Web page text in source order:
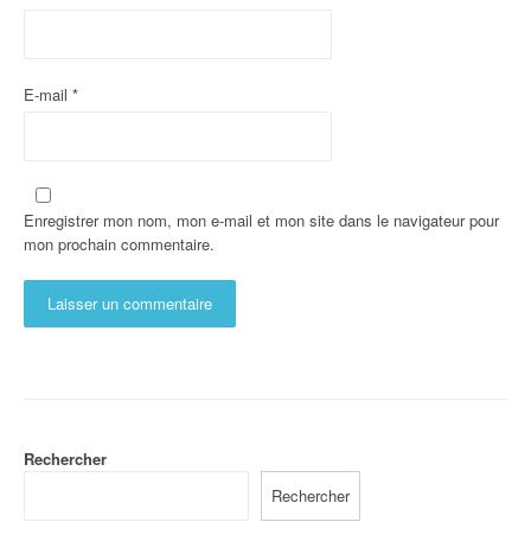
E-mail *
Enregistrer mon nom, mon e-mail et mon site dans le navigateur pour
mon prochain commentaire.
Rechercher
Rechercher